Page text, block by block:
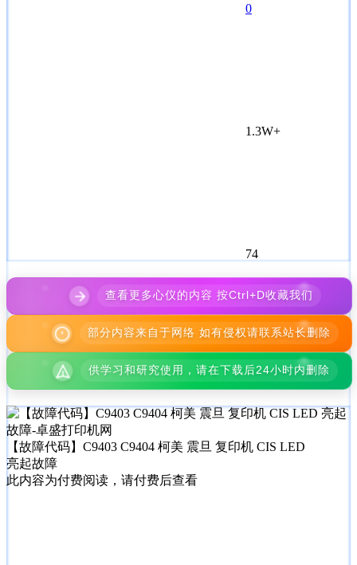
0
1.3W+
74
查看更多心仪的内容 按Ctrl+D收藏我们
部分内容来自于网络 如有侵权请联系站长删除
供学习和研究使用，请在下载后24小时内删除
【故障代码】C9403 C9404 柯美 震旦 复印机 CIS LED
亮起故障
此内容为付费阅读，请付费后查看